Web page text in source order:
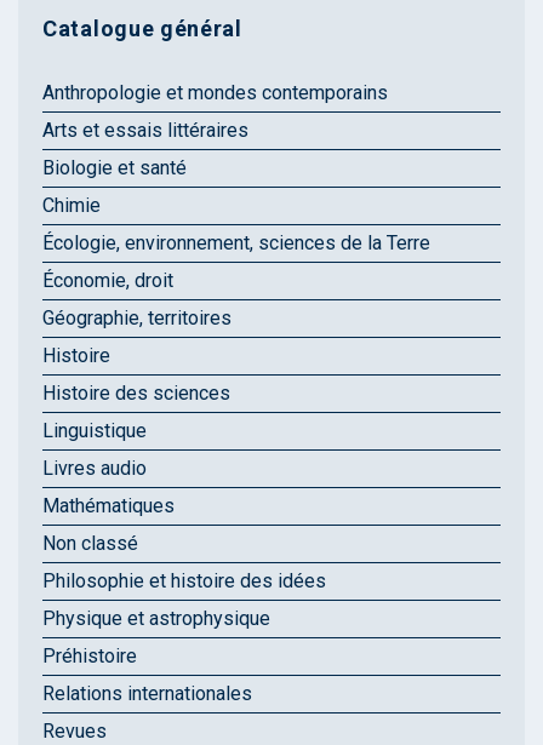
Catalogue général
Anthropologie et mondes contemporains
Arts et essais littéraires
Biologie et santé
Chimie
Écologie, environnement, sciences de la Terre
Économie, droit
Géographie, territoires
Histoire
Histoire des sciences
Linguistique
Livres audio
Mathématiques
Non classé
Philosophie et histoire des idées
Physique et astrophysique
Préhistoire
Relations internationales
Revues